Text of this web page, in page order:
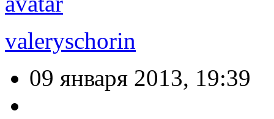
valeryschorin
09 января 2013, 19:39